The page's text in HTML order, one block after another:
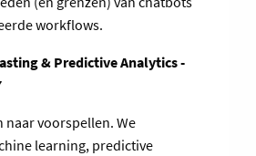
workflows.
& Predictive Analytics -
naar voorspellen. We
learning, predictive